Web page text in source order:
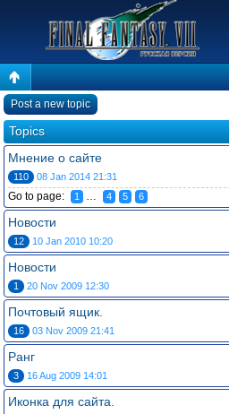
Post a new topic
Topics
Мнение о сайте
110 08 Jan 2014 21:31
Go to page: 1 … 4 5 6
Новости
12 10 Jan 2010 10:20
Новости
1 20 Nov 2009 12:30
Почтовый ящик.
16 03 Nov 2009 21:41
Ранг
3 16 Aug 2009 14:01
Иконка для сайта.